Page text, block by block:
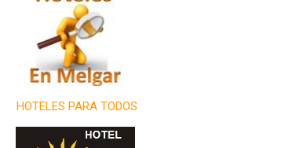
HOTELES PARA TODOS